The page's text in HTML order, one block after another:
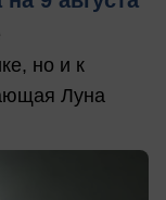
но и к
Луна